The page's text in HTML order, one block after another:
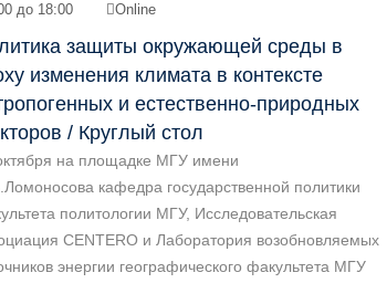
до 18:00 Online
защиты окружающей среды в
изменения климата в контексте
и естественно-природных
/ Круглый стол
на площадке МГУ имени
кафедра государственной политики
политологии МГУ, Исследовательская
CENTERO и Лаборатория возобновляемых
энергии географического факультета МГУ